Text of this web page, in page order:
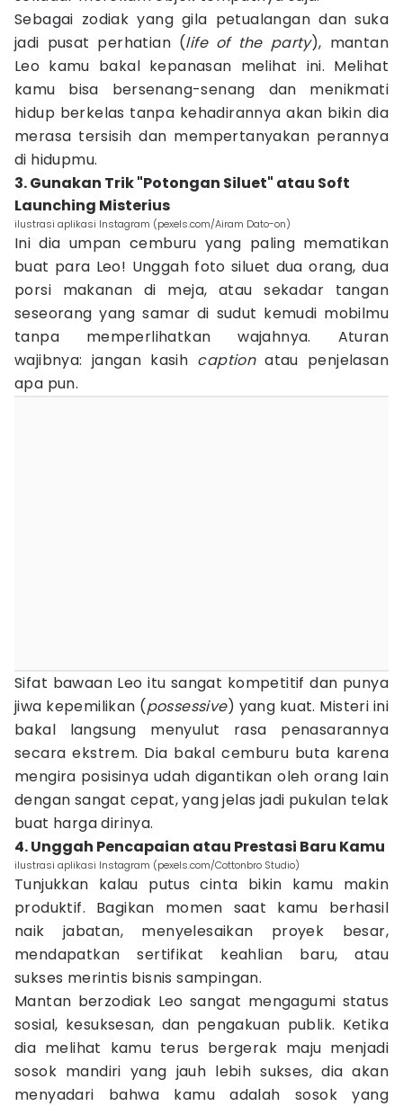
Sebagai zodiak yang gila petualangan dan suka
jadi pusat perhatian (life of the party), mantan
Leo kamu bakal kepanasan melihat ini. Melihat
kamu bisa bersenang-senang dan menikmati
hidup berkelas tanpa kehadirannya akan bikin dia
merasa tersisih dan mempertanyakan perannya
di hidupmu.
3. Gunakan Trik "Potongan Siluet" atau Soft
Launching Misterius
ilustrasi aplikasi Instagram (pexels.com/Airam Dato-on)
Ini dia umpan cemburu yang paling mematikan
buat para Leo! Unggah foto siluet dua orang, dua
porsi makanan di meja, atau sekadar tangan
seseorang yang samar di sudut kemudi mobilmu
tanpa memperlihatkan wajahnya. Aturan
wajibnya: jangan kasih captionatau penjelasan
apa pun.
Sifat bawaan Leo itu sangat kompetitif dan punya
jiwa kepemilikan (possessive) yang kuat. Misteri ini
bakal langsung menyulut rasa penasarannya
secara ekstrem. Dia bakal cemburu buta karena
mengira posisinya udah digantikan oleh orang lain
dengan sangat cepat, yang jelas jadi pukulan telak
buat harga dirinya.
4. Unggah Pencapaian atau Prestasi Baru Kamu
ilustrasi aplikasi Instagram (pexels.com/Cottonbro Studio)
Tunjukkan kalau putus cinta bikin kamu makin
produktif. Bagikan momen saat kamu berhasil
naik jabatan, menyelesaikan proyek besar,
mendapatkan sertifikat keahlian baru, atau
sukses merintis bisnis sampingan.
Mantan berzodiak Leo sangat mengagumi status
sosial, kesuksesan, dan pengakuan publik. Ketika
dia melihat kamu terus bergerak maju menjadi
sosok mandiri yang jauh lebih sukses, dia akan
menyadari bahwa kamu adalah sosok yang